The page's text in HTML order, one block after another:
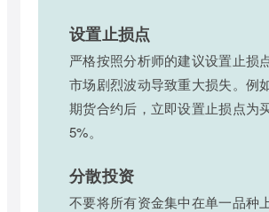
设置止损点
严格按照分析师的建议设置止损
市场剧烈波动导致重大损失。例
期货合约后，立即设置止损点为
5%。
分散投资
不要将所有资金集中在单一品种